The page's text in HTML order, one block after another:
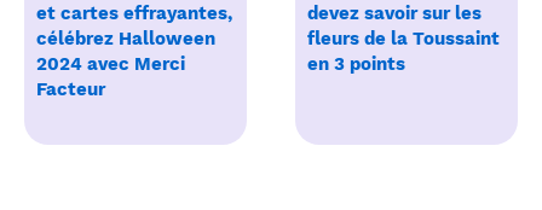
et cartes effrayantes,
célébrez Halloween
2024 avec Merci
Facteur
devez savoir sur les
fleurs de la Toussaint
en 3 points